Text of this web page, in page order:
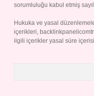
sorumluluğu kabul etmiş
Hukuka ve yasal
içerikleri,
ilgili içerikler yasal süre